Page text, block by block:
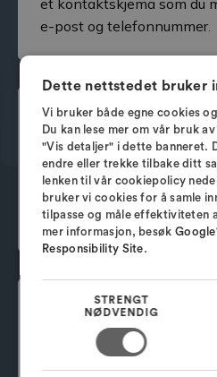
et kontaktskjema som du
e-post og telefonnummer.
Trinn 2
Når skjemaet er fylt ut, vil
bekreftelse via e-post.
opprette din OrCAD-
deg med en download-
Trinn 3
Nå er du klar til å utforske
Dette nettstedet bruker
Vi bruker både egne cookies
Du kan lese mer om vår bruk
"Vis detaljer" i dette banneret.
endre eller trekke tilbake ditt
lenken til vår cookiepolicy
bruker vi cookies for å samle
tilpasse og måle effektiviteten
mer informasjon, besøk
Responsibility Site
STRENGT
NØDVENDIG